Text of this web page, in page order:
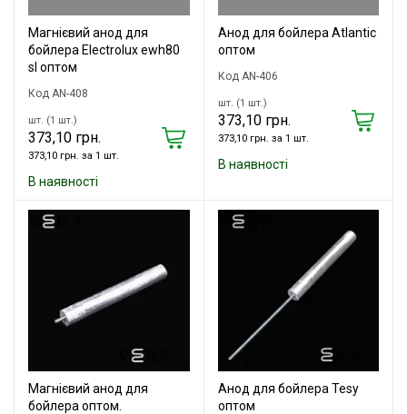
Магнієвий анод для
бойлера Electrolux ewh80
sl оптом
Код AN-408
шт. (1 шт.)
373,10 грн.
373,10 грн. за 1 шт.
В наявності
Анод для бойлера Atlantic
оптом
Код AN-406
шт. (1 шт.)
373,10 грн.
373,10 грн. за 1 шт.
В наявності
Магнієвий анод для
бойлера оптом.
Анод для бойлера Tesy
оптом